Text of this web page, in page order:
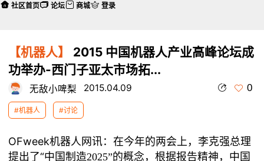
【机器人】
2015 中国机器人产业高峰论坛成
功举办-西门子亚太市场拓...
无敌小啤梨 2015.04.09 0
#机器人 #讨论
OFweek机器人网讯：在今年的两会上，李克强总理
提出了“中国制造2025”的概念，根据报告精神，中国
社区首页 论坛 商城 登录